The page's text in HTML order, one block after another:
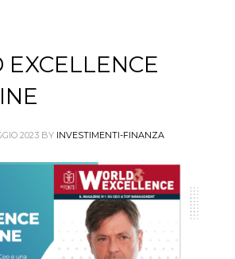
2023 BY INVESTIMENTI-FINANZA